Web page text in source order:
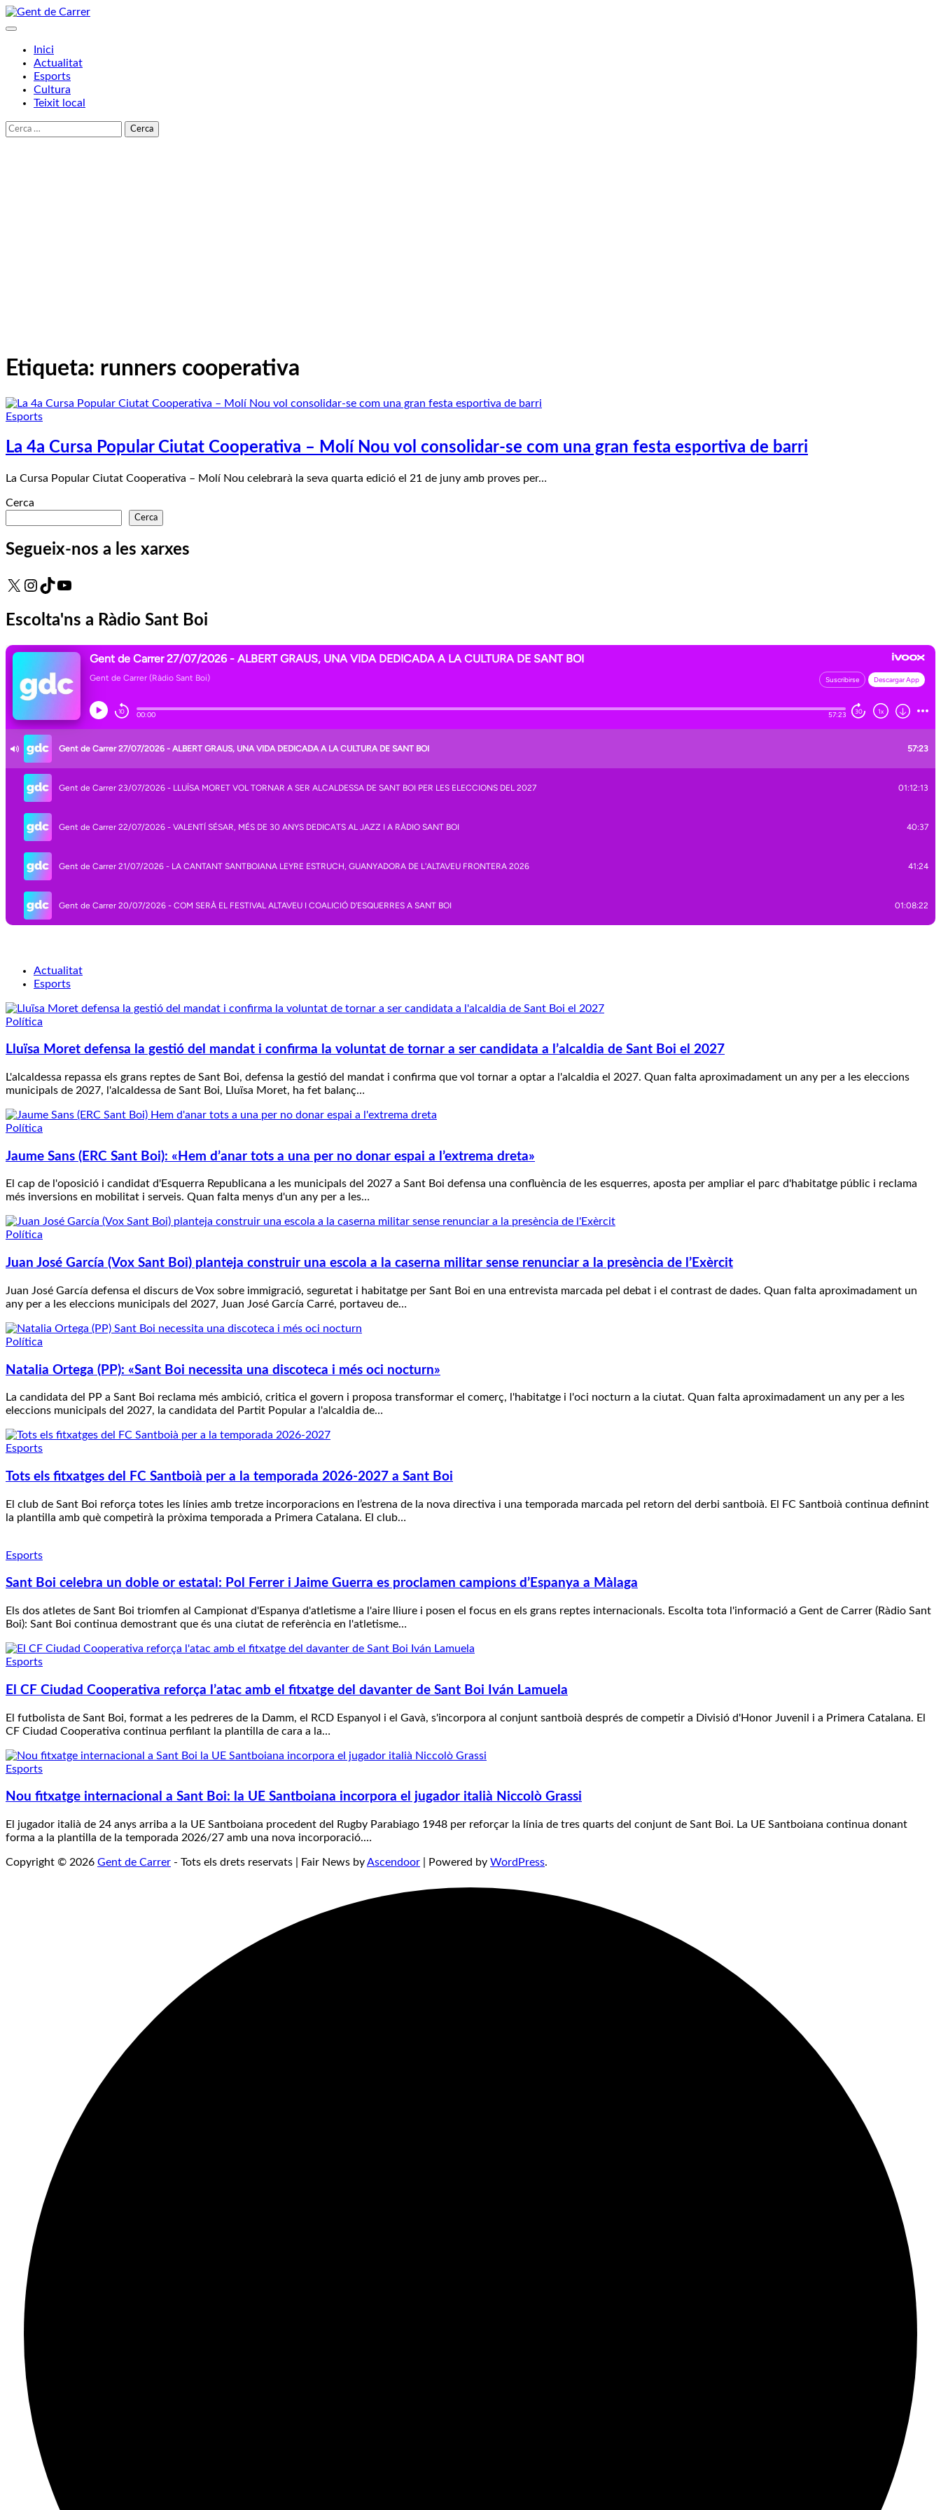
Skip
to
Inici
Actualitat
Esports
Cultura
Teixit local
Cerca:
Etiqueta: runners cooperativa
Esports
La 4a Cursa Popular Ciutat Cooperativa – Molí Nou vol consolidar-se com una gran festa esportiva de barri
La Cursa Popular Ciutat Cooperativa – Molí Nou celebrarà la seva quarta edició el 21 de juny amb proves per…
Cerca
Cerca
Segueix-nos a les xarxes
X Instagram
TikTokYouTube
Escolta'ns a Ràdio Sant Boi
Actualitat
Esports
Política
Lluïsa Moret defensa la gestió del mandat i confirma la voluntat de tornar a ser candidata a l’alcaldia de Sant Boi el 2027
L'alcaldessa repassa els grans reptes de Sant Boi, defensa la gestió del mandat i confirma que vol tornar a optar a l'alcaldia el 2027. Quan falta aproximadament un any per a les eleccions
municipals de 2027, l'alcaldessa de Sant Boi, Lluïsa Moret, ha fet balanç…
Política
Jaume Sans (ERC Sant Boi): «Hem d’anar tots a una per no donar espai a l’extrema dreta»
El cap de l'oposició i candidat d'Esquerra Republicana a les municipals del 2027 a Sant Boi defensa una confluència de les esquerres, aposta per ampliar el parc d'habitatge públic i reclama
més inversions en mobilitat i serveis. Quan falta menys d'un any per a les…
Política
Juan José García (Vox Sant Boi) planteja construir una escola a la caserna militar sense renunciar a la presència de l’Exèrcit
Juan José García defensa el discurs de Vox sobre immigració, seguretat i habitatge per Sant Boi en una entrevista marcada pel debat i el contrast de dades. Quan falta aproximadament un
any per a les eleccions municipals del 2027, Juan José García Carré, portaveu de…
Política
Natalia Ortega (PP): «Sant Boi necessita una discoteca i més oci nocturn»
La candidata del PP a Sant Boi reclama més ambició, critica el govern i proposa transformar el comerç, l'habitatge i l'oci nocturn a la ciutat. Quan falta aproximadament un any per a les
eleccions municipals del 2027, la candidata del Partit Popular a l'alcaldia de…
Esports
Tots els fitxatges del FC Santboià per a la temporada 2026-2027 a Sant Boi
El club de Sant Boi reforça totes les línies amb tretze incorporacions en l’estrena de la nova directiva i una temporada marcada pel retorn del derbi santboià. El FC Santboià continua definint
la plantilla amb què competirà la pròxima temporada a Primera Catalana. El club…
Esports
Sant Boi celebra un doble or estatal: Pol Ferrer i Jaime Guerra es proclamen campions d’Espanya a Màlaga
Els dos atletes de Sant Boi triomfen al Campionat d'Espanya d'atletisme a l'aire lliure i posen el focus en els grans reptes internacionals. Escolta tota l'informació a Gent de Carrer (Ràdio Sant
Boi): Sant Boi continua demostrant que és una ciutat de referència en l'atletisme…
Esports
El CF Ciudad Cooperativa reforça l’atac amb el fitxatge del davanter de Sant Boi Iván Lamuela
El futbolista de Sant Boi, format a les pedreres de la Damm, el RCD Espanyol i el Gavà, s'incorpora al conjunt santboià després de competir a Divisió d'Honor Juvenil i a Primera Catalana. El
CF Ciudad Cooperativa continua perfilant la plantilla de cara a la…
Esports
Nou fitxatge internacional a Sant Boi: la UE Santboiana incorpora el jugador italià Niccolò Grassi
El jugador italià de 24 anys arriba a la UE Santboiana procedent del Rugby Parabiago 1948 per reforçar la línia de tres quarts del conjunt de Sant Boi. La UE Santboiana continua donant
forma a la plantilla de la temporada 2026/27 amb una nova incorporació.…
Copyright © 2026 Gent de Carrer - Tots els drets reservats | Fair News byAscendoor | Powered by WordPress.